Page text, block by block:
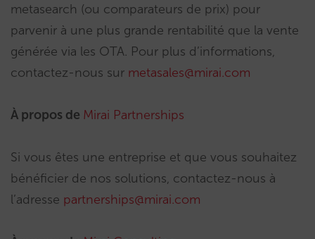
metasearch (ou comparateurs de prix) pour
parvenir à une plus grande rentabilité que la vente
générée via les OTA. Pour plus d’informations,
contactez-nous sur metasales@mirai.com
À propos de Mirai Partnerships
Si vous êtes une entreprise et que vous souhaitez
bénéficier de nos solutions, contactez-nous à
l’adresse partnerships@mirai.com